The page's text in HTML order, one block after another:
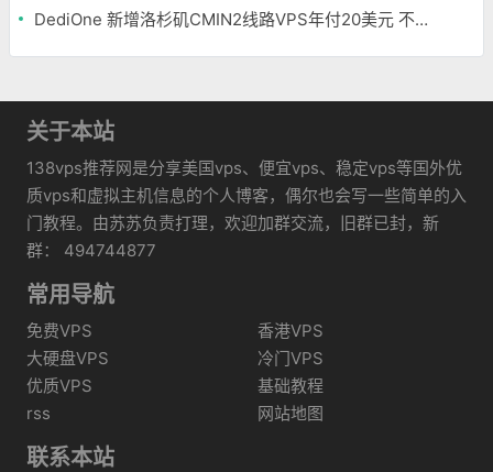
DediOne 新增洛杉矶CMIN2线路VPS年付20美元 不限流量
关于本站
138vps推荐网是分享美国vps、便宜vps、稳定vps等国外优
质vps和虚拟主机信息的个人博客，偶尔也会写一些简单的入
门教程。由苏苏负责打理，欢迎加群交流，旧群已封，新
群： 494744877
常用导航
免费VPS
香港VPS
大硬盘VPS
冷门VPS
优质VPS
基础教程
rss
网站地图
联系本站